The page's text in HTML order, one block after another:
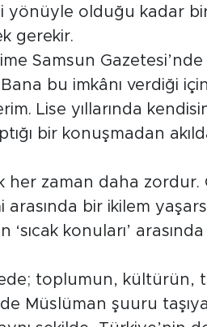
yönüyle olduğu kadar
gerekir.
Samsun
bu imkânı verdiği
Lise yıllarında
bir konuşmadan
her zaman daha zordur.
bir ikilem
konuları’
toplumun, kültürün,
Müslüman şuuru